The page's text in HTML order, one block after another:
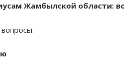
Жамбылской области: